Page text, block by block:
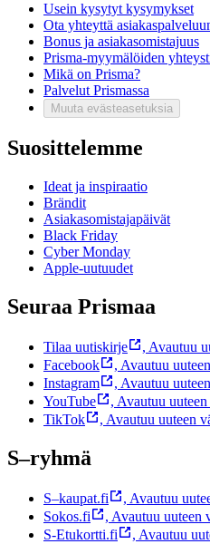
Usein kysytyt kysymykset
Ota yhteyttä
Bonus ja asiakasomistajuus
Prisma-myymälöiden
Mikä on Prisma?
Palvelut Prismassa
Muuta evästeasetuksia
Suosittelemme
Ideat ja inspiraatio
Brändit
Asiakasomistajapäivät
Black Friday
Cyber Monday
Apple-uutuudet
Seuraa Prismaa
Tilaa uutiskirje , Avautuu
Facebook
, Avautuu
Instagram
, Avautuu
YouTube
, Avautuu
TikTok
, Avautuu uuteen
S–ryhmä
S–kaupat.fi , Avautuu
Sokos.fi
, Avautuu uuteen
S-Etukortti.fi
, Avautuu